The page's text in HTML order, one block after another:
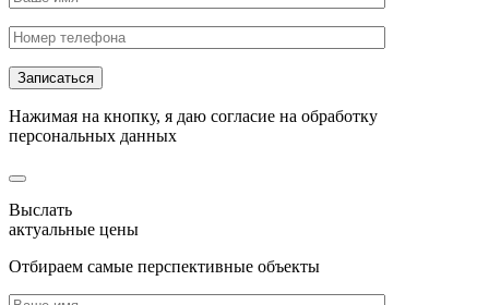
Нажимая на кнопку, я даю согласие на обработку
персональных данных
Выслать
актуальные цены
Отбираем самые перспективные объекты